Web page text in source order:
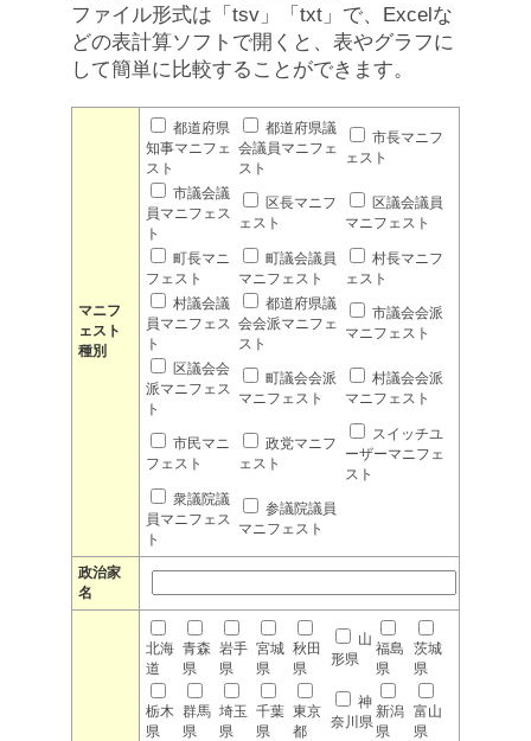
ファイル形式は「tsv」「txt」で、Excelな
どの表計算ソフトで開くと、表やグラフに
して簡単に比較することができます。
マニフ
ェスト
種別
都道府県
知事マニフェ
スト
都道府県議
会議員マニフェ
スト
市長マニフ
ェスト
市議会議
員マニフェス
ト
区長マニフ
ェスト
区議会議員
マニフェスト
町長マニ
フェスト
町議会議員
マニフェスト
村長マニフ
ェスト
村議会議
員マニフェス
ト
都道府県議
会会派マニフェ
スト
市議会会派
マニフェスト
区議会会
派マニフェス
ト
町議会会派
マニフェスト
村議会会派
マニフェスト
市民マニ
フェスト
政党マニフ
ェスト
スイッチユ
ーザーマニフェ
スト
衆議院議
員マニフェス
ト
参議院議員
マニフェスト
政治家
名
北海
道
青森
県
岩手
県
宮城
県
秋田
県
山
形県
福島
県
茨城
県
栃木
県
群馬
県
埼玉
県
千葉
県
東京
都
神
奈川県
新潟
県
富山
県